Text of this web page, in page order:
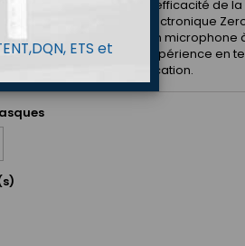
acoustique et d'efficacité de la
en incorporant l'électronique
haute puissance et un microphone
pour offrir la meilleure expérience en
confort et de communication.
ETS et